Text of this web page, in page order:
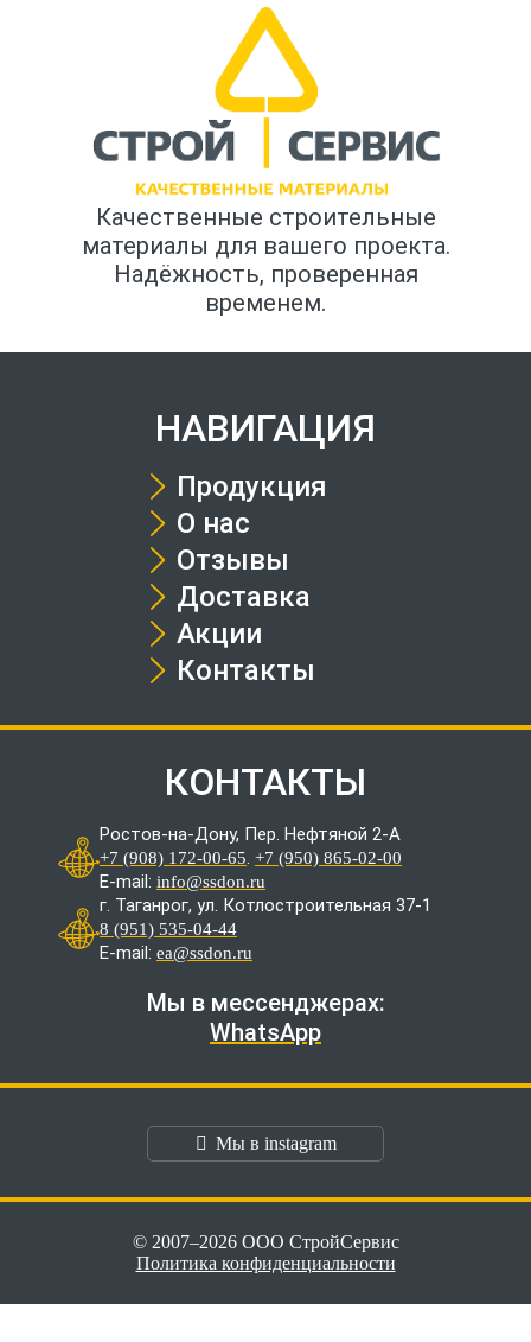
Качественные строительные
материалы для вашего проекта.
Надёжность, проверенная
временем.
НАВИГАЦИЯ
Продукция
О нас
Отзывы
Доставка
Акции
Контакты
КОНТАКТЫ
Ростов-на-Дону, Пер. Нефтяной 2-А
+7 (908) 172-00-65. +7 (950) 865-02-00
E-mail: info@ssdon.ru
г. Таганрог, ул. Котлостроительная 37-1
8 (951) 535-04-44
E-mail: ea@ssdon.ru
Мы в мессенджерах:
WhatsApp
Мы в instagram
© 2007–2026 ООО СтройСервис
Политика конфиденциальности